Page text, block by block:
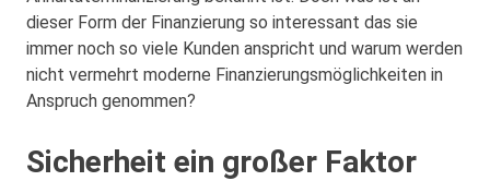
dieser Form der Finanzierung so interessant das sie
immer noch so viele Kunden anspricht und warum werden
nicht vermehrt moderne Finanzierungsmöglichkeiten in
Anspruch genommen?
Sicherheit ein großer Faktor